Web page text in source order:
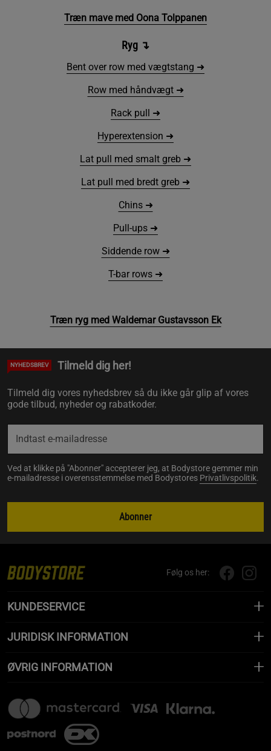
Træn mave med Oona Tolppanen
Ryg↴
Bent over row med vægtstang ➜
Row med håndvægt ➜
Rack pull ➜
Hyperextension ➜
Lat pull med smalt greb ➜
Lat pull med bredt greb ➜
Chins ➜
Pull-ups ➜
Siddende row ➜
T-bar rows ➜
Træn ryg med Waldemar Gustavsson Ek
NYHEDSBREV Tilmeld dig her!
Tilmeld dig vores nyhedsbrev så du ikke går glip af vores
gode tilbud, nyheder og rabatkoder.
Ved at klikke på "Abonner" accepterer jeg, at Bodystore gemmer min
e-mailadresse i overensstemmelse med Bodystores Privatlivspolitik.
Abonner
Følg os her:
KUNDESERVICE
JURIDISK INFORMATION
ØVRIG INFORMATION